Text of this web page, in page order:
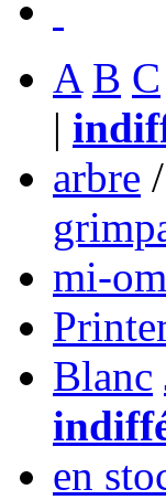
A B C
|
arbre /
mi-
Blanc
en